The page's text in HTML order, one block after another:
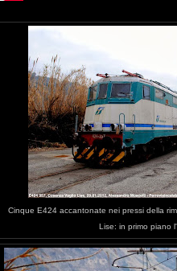
Cinque E424 accantonate nei pressi della
Lise: in primo piano